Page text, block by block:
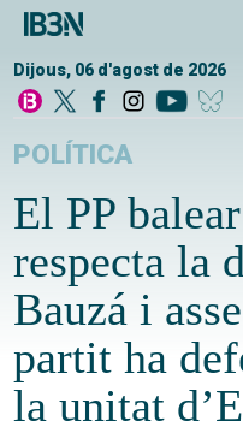
Dijous, 06 d'agost de 2026
POLÍTICA
El PP
respecta la
Bauzá i
partit ha
la unitat